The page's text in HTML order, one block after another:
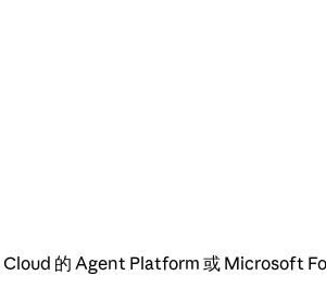
的 Agent Platform 或 Microsoft